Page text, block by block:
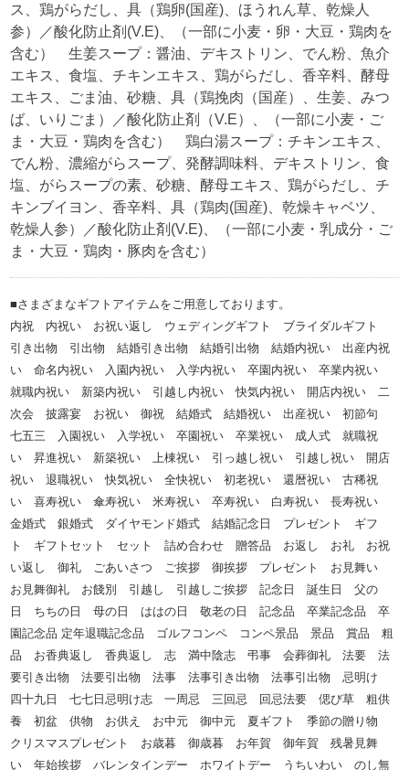
ス、鶏がらだし、具（鶏卵(国産)、ほうれん草、乾燥人
参）／酸化防止剤(V.E)、（一部に小麦・卵・大豆・鶏肉を
含む） 生姜スープ：醤油、デキストリン、でん粉、魚介
エキス、食塩、チキンエキス、鶏がらだし、香辛料、酵母
エキス、ごま油、砂糖、具（鶏挽肉（国産）、生姜、みつ
ば、いりごま）／酸化防止剤（V.E）、（一部に小麦・ご
ま・大豆・鶏肉を含む） 鶏白湯スープ：チキンエキス、
でん粉、濃縮がらスープ、発酵調味料、デキストリン、食
塩、がらスープの素、砂糖、酵母エキス、鶏がらだし、チ
キンブイヨン、香辛料、具（鶏肉(国産)、乾燥キャベツ、
乾燥人参）／酸化防止剤(V.E)、（一部に小麦・乳成分・ご
ま・大豆・鶏肉・豚肉を含む）
■さまざまなギフトアイテムをご用意しております。
内祝 内祝い お祝い返し ウェディングギフト ブライダルギフト
引き出物 引出物 結婚引き出物 結婚引出物 結婚内祝い 出産内祝
い 命名内祝い 入園内祝い 入学内祝い 卒園内祝い 卒業内祝い
就職内祝い 新築内祝い 引越し内祝い 快気内祝い 開店内祝い 二
次会 披露宴 お祝い 御祝 結婚式 結婚祝い 出産祝い 初節句
七五三 入園祝い 入学祝い 卒園祝い 卒業祝い 成人式 就職祝
い 昇進祝い 新築祝い 上棟祝い 引っ越し祝い 引越し祝い 開店
祝い 退職祝い 快気祝い 全快祝い 初老祝い 還暦祝い 古稀祝
い 喜寿祝い 傘寿祝い 米寿祝い 卒寿祝い 白寿祝い 長寿祝い
金婚式 銀婚式 ダイヤモンド婚式 結婚記念日 プレゼント ギフ
ト ギフトセット セット 詰め合わせ 贈答品 お返し お礼 お祝
い返し 御礼 ごあいさつ ご挨拶 御挨拶 プレゼント お見舞い
お見舞御礼 お餞別 引越し 引越しご挨拶 記念日 誕生日 父の
日 ちちの日 母の日 ははの日 敬老の日 記念品 卒業記念品 卒
園記念品 定年退職記念品 ゴルフコンペ コンペ景品 景品 賞品 粗
品 お香典返し 香典返し 志 満中陰志 弔事 会葬御礼 法要 法
要引き出物 法要引出物 法事 法事引き出物 法事引出物 忌明け
四十九日 七七日忌明け志 一周忌 三回忌 回忌法要 偲び草 粗供
養 初盆 供物 お供え お中元 御中元 夏ギフト 季節の贈り物
クリスマスプレゼント お歳暮 御歳暮 お年賀 御年賀 残暑見舞
い 年始挨拶 バレンタインデー ホワイトデー うちいわい のし無